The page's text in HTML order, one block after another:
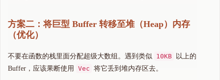
方案二：将巨型 Buffer 转移至堆（Heap）内存
（优化）
不要在函数的栈里面分配超级大数组。遇到类似 10KB
以上的
Buffer，应该果断使用
Vec 将它丢到堆内存区去。